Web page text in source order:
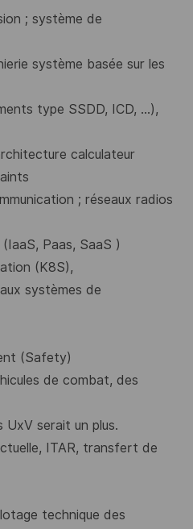
; système de
système basée sur les
type SSDD, ICD, ...),
calculateur
; réseaux radios
Paas, SaaS )
(K8S),
systèmes de
(Safety)
de combat, des
UxV serait un plus.
ITAR, transfert de
technique des